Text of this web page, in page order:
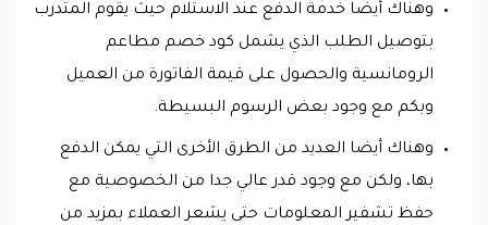
وهناك أيضا خدمة الدفع عند الاستلام حيث يقوم المتدرب
بتوصيل الطلب الذي يشمل كود خصم مطاعم
الرومانسية والحصول على قيمة الفاتورة من العميل
وبكم مع وجود بعض الرسوم البسيطة.
وهناك أيضا العديد من الطرق الأخرى التي يمكن الدفع
بها، ولكن مع وجود قدر عالي جدا من الخصوصية مع
حفظ تشفير المعلومات حتى يشعر العملاء بمزيد من